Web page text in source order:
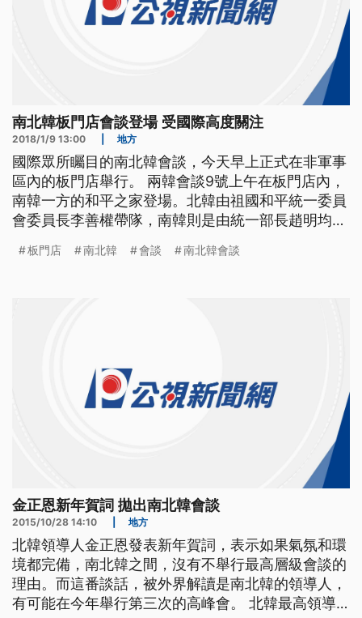
南北韓板門店會談登場 受國際高度關注
2018/1/9 13:00 地方
國際眾所矚目的南北韓會談，今天早上正式在非軍事
區內的板門店舉行。 兩韓會談9號上午在板門店內，
南韓一方的和平之家登場。北韓由祖國和平統一委員
會委員長李善權帶隊，南韓則是由統一部長趙明均領
2015年12月中斷溝通熱線，2016年初停止開城工業
板門店 南北韓 會談 南北韓會談
金正恩新年賀詞 拋出南北韓會談
2015/10/28 14:10 地方
北韓領導人金正恩發表新年賀詞，表示如果氣氛和環
境都完備，南北韓之間，沒有不舉行最高層級會談的
理由。而這番談話，被外界解讀是南北韓的領導人，
有可能在今年舉行第三次的高峰會。 北韓最高領導